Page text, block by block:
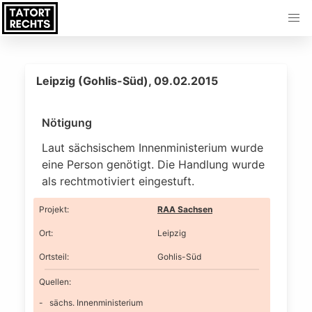
Leipzig (Gohlis-Süd), 09.02.2015
Nötigung
Laut sächsischem Innenministerium wurde
eine Person genötigt. Die Handlung wurde
als rechtmotiviert eingestuft.
Projekt: RAA Sachsen
Ort: Leipzig
Ortsteil: Gohlis-Süd
Quellen:
sächs. Innenministerium